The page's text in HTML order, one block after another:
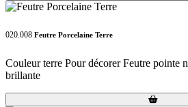
020.008 Feutre Porcelaine Terre
Couleur terre Pour décorer Feutre pointe
brillante
Loading...
Loading...